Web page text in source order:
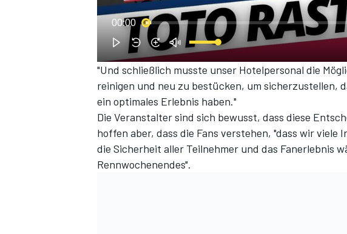
00:00
"Und schließlich musste unser Hotelpersonal die
reinigen und neu zu bestücken, um sicherzustellen,
ein optimales Erlebnis haben."
Die Veranstalter sind sich bewusst, dass diese
hoffen aber, dass die Fans verstehen, "dass wir
die Sicherheit aller Teilnehmer und das Fanerlebnis
Rennwochenendes".